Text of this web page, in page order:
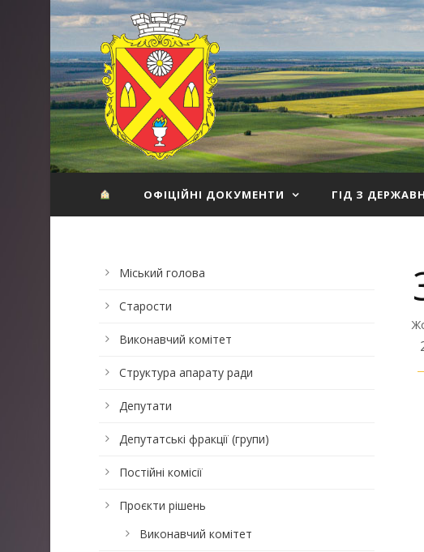
ОФІЦІЙНІ ДОКУМЕНТИ ГІД З
Міський голова
Старости
Виконавчий комітет
Структура апарату ради
Депутати
Депутатські фракції (групи)
Постійні комісії
Проєкти рішень
Виконавчий комітет